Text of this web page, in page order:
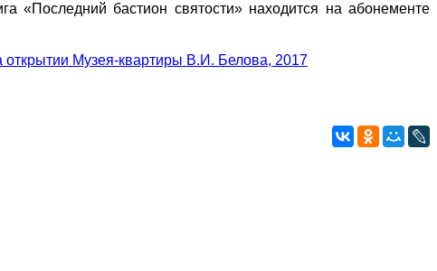
«Последний бастион святости» находится на абонементе